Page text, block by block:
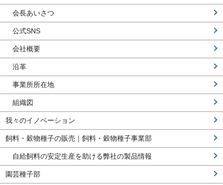
会長あいさつ
公式SNS
会社概要
沿革
事業所所在地
組織図
我々のイノベーション
飼料・穀物種子の販売｜飼料・穀物種子事業部
自給飼料の安定生産を助ける弊社の製品情報
園芸種子部